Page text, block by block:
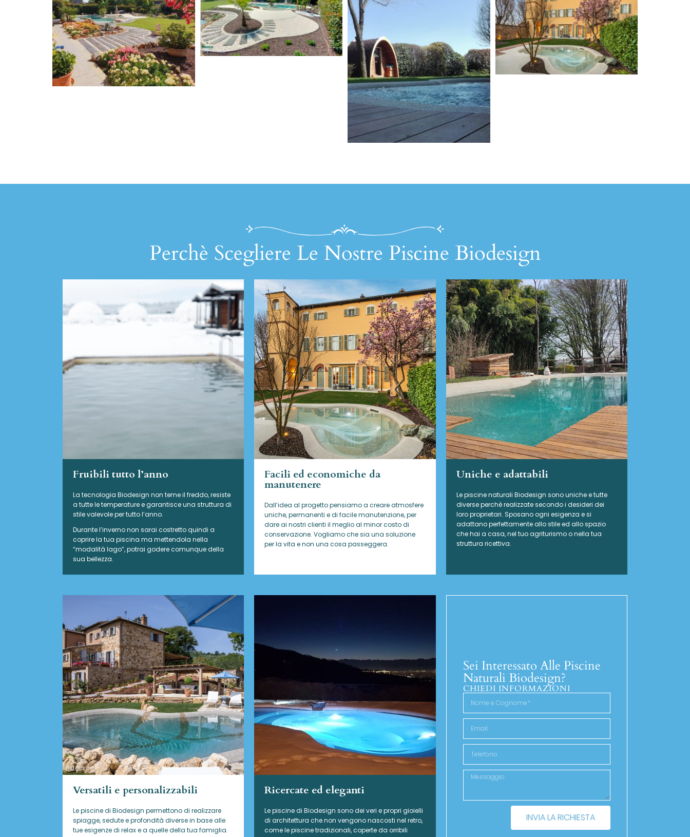
Perchè Scegliere Le Nostre Piscine Biodesign
Fruibili tutto l’anno
La tecnologia Biodesign non teme il freddo, resiste
a tutte le temperature e garantisce una struttura di
stile valevole per tutto l’anno.
Durante l’inverno non sarai costretto quindi a
coprire la tua piscina ma mettendola nella
“modalità lago”, potrai godere comunque della
sua bellezza.
Facili ed economiche da
manutenere
Dall’idea al progetto pensiamo a creare atmosfere
uniche, permanenti e di facile manutenzione, per
dare ai nostri clienti il meglio al minor costo di
conservazione. Vogliamo che sia una soluzione
per la vita e non una cosa passeggera.
Uniche e adattabili
Le piscine naturali Biodesign sono uniche e tutte
diverse perchè realizzate secondo i desideri dei
loro proprietari. Sposano ogni esigenza e si
adattano perfettamente allo stile ed allo spazio
che hai a casa, nel tuo agriturismo o nella tua
struttura ricettiva.
Versatili e personalizzabili
Le piscine di Biodesign permettono di realizzare
spiagge, sedute e profondità diverse in base alle
tue esigenze di relax e a quelle della tua famiglia.
Ricercate ed eleganti
Le piscine di Biodesign sono dei veri e propri gioielli
di architettura che non vengono nascosti nel retro,
come le piscine tradizionali, coperte da orribili
Sei Interessato Alle Piscine
Naturali Biodesign?
CHIEDI INFORMAZIONI
INVIA LA RICHIESTA